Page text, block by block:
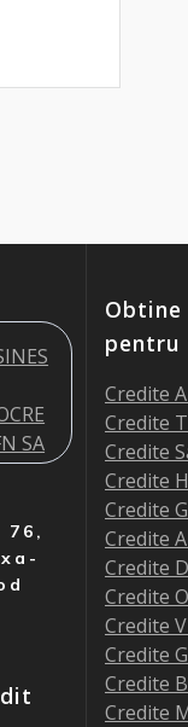
Credite
Credite
Credite
Credite
Credite
Credite
Credite
Credite
Credite
Credite
Credite
Credite